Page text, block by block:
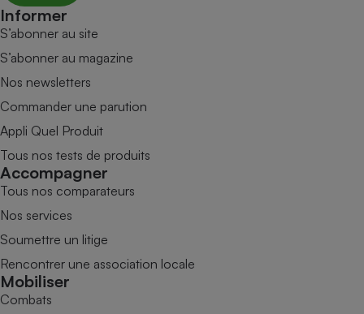
Informer
S’abonner au site
S’abonner au magazine
Nos newsletters
Commander une parution
Appli Quel Produit
Tous nos tests de produits
Accompagner
Tous nos comparateurs
Nos services
Soumettre un litige
Rencontrer une association locale
Mobiliser
Combats